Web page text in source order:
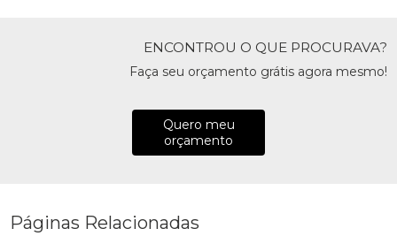
ENCONTROU O QUE PROCURAVA?
Faça seu orçamento grátis agora mesmo!
Quero meu
orçamento
Páginas Relacionadas